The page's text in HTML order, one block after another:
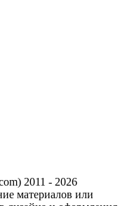
2011 - 2026
материалов или